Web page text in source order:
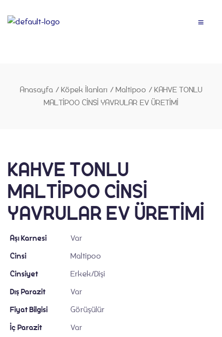
Anasayfa / Köpek İlanları / Maltipoo / KAHVE TONLU
MALTİPOO CİNSİ YAVRULAR EV ÜRETİMİ
KAHVE TONLU
MALTİPOO CİNSİ
YAVRULAR EV ÜRETİMİ
Aşı Karnesi Var
Cinsi Maltipoo
Cinsiyet Erkek/Dişi
Dış Parazit Var
Fiyat Bilgisi Görüşülür
İç Parazit Var